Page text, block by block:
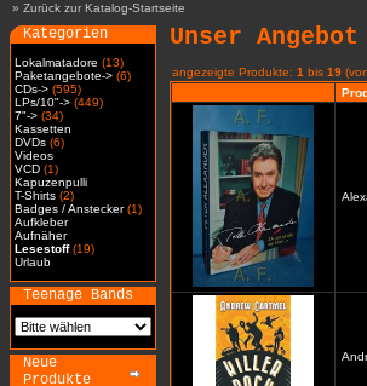
» Zurück zur Katalog-Startseite
Kategorien
Lokalmatadore (13)
Paketangebote-> (6)
CDs-> (595)
LPs/10"-> (449)
7"-> (34)
Kassetten
DVDs (6)
Videos
VCD (1)
Kapuzenpulli
T-Shirts (2)
Badges / Anstecker(1)
Aufkleber
Aufnäher
Lesestoff(19)
Urlaub
Teenage Bands
Neue
Produkte
Unser Angebot
angezeigte Produkte: 1 bis 19 (von